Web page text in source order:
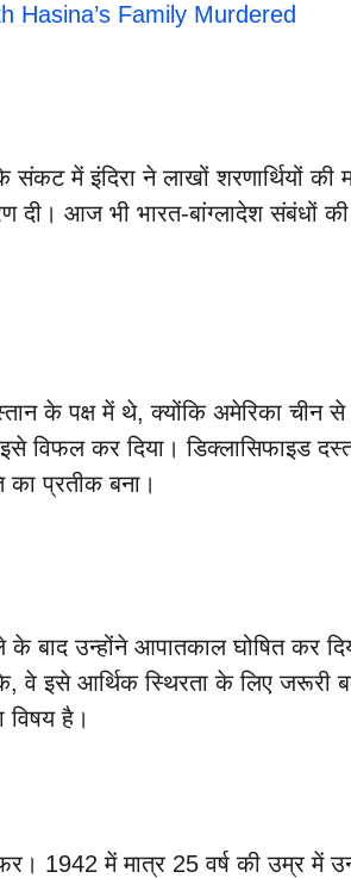
Hasina’s Family Murdered
में इंदिरा ने लाखों शरणार्थियों की
दी। आज भी भारत-बांग्लादेश संबंधों
के पक्ष में थे, क्योंकि अमेरिका
विफल कर दिया। डिक्लासिफाइड
का प्रतीक बना।
बाद उन्होंने आपातकाल घोषित कर
वे इसे आर्थिक स्थिरता के लिए जरूरी
है।
1942 में मात्र 25 वर्ष की उम्र में